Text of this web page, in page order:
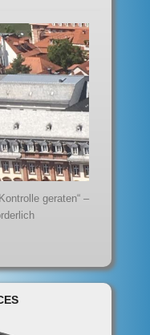
geraten“ –